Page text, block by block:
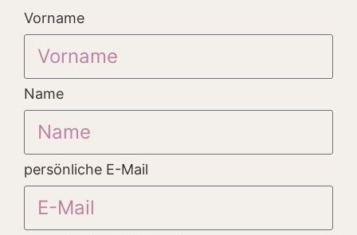
Vorname
Name
persönliche E-Mail